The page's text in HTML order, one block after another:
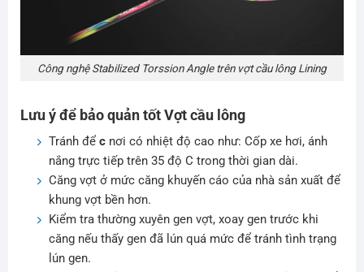
Công nghệ Stabilized Torssion Angle trên vợt cầu lông Lining
Lưu ý để bảo quản tốt Vợt cầu lông
Tránh để cnơi có nhiệt độ cao như: Cốp xe hơi, ánh
nắng trực tiếp trên 35 độ C trong thời gian dài.
Căng vợt ở mức căng khuyến cáo của nhà sản xuất để
khung vợt bền hơn.
Kiểm tra thường xuyên gen vợt, xoay gen trước khi
căng nếu thấy gen đã lún quá mức để tránh tình trạng
lún gen.